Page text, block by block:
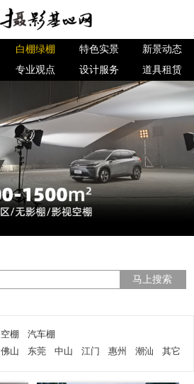
白棚绿棚 特色实景
新景动态
专业观点 设计服务 道具租赁
马上搜索
空棚 汽车棚
佛山 东莞 中山 江门 惠州 潮汕 其它